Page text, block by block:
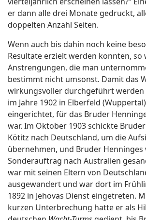
er dann alle drei Monate gedruckt,
doppelten Anzahl Seiten.
Wenn auch bis dahin noch keine
Resultate erzielt werden konnten, so
Anstrengungen, die man
bestimmt nicht umsonst. Damit das
wirkungsvoller durchgeführt
im Jahre 1902 in Elberfeld
eingerichtet, für das Bruder
war. Im Oktober 1903 schickte
Kötitz nach Deutschland, um die
übernehmen, und Bruder
Sonderauftrag nach Australien
war mit seinen Eltern von
ausgewandert und war dort im
1892 in Jehovas Dienst eingetreten.
kurzen Unterbrechung hatte er als